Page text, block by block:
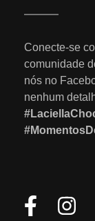
Conecte-se
comunidade
nós no
nenhum